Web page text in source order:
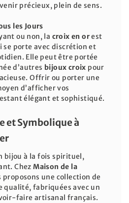
précieux, plein de sens.
les Jours
ou non, la croix en orest
se porte avec discrétion et
Elle peut être portée
d’autres bijoux croix pour
Offrir ou porter une
d’afficher vos
élégant et sophistiqué.
et Symbolique à
bijou à la fois spirituel,
ChezMaison de la
proposons une collection de
qualité, fabriquées avec un
faire artisanal français.